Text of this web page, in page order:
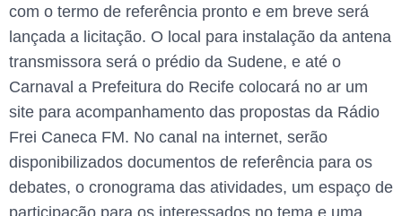
com o termo de referência pronto e em breve será
lançada a licitação. O local para instalação da antena
transmissora será o prédio da Sudene, e até o
Carnaval a Prefeitura do Recife colocará no ar um
site para acompanhamento das propostas da Rádio
Frei Caneca FM. No canal na internet, serão
disponibilizados documentos de referência para os
debates, o cronograma das atividades, um espaço de
participação para os interessados no tema e uma